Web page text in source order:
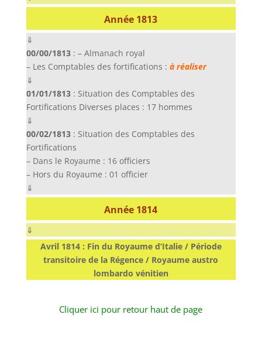
Année 1813
⇓
00/00/1813: – Almanach royal
– Les Comptables des fortifications : à réaliser
⇓
01/01/1813: Situation des Comptables des
Fortifications Diverses places : 17 hommes
⇓
00/02/1813: Situation des Comptables des
Fortifications
– Dans le Royaume : 16 officiers
– Hors du Royaume : 01 officier
⇓
Année 1814
⇓
Avril 1814 : Fin du Royaume d’Italie / Période
transitoire de la Régence / Royaume austro
lombardo vénitien
Cliquer ici pour retour haut de page